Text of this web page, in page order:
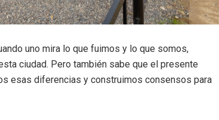
uno mira lo que fuimos y lo que somos,
ciudad. Pero también sabe que el presente
esas diferencias y construimos consensos para